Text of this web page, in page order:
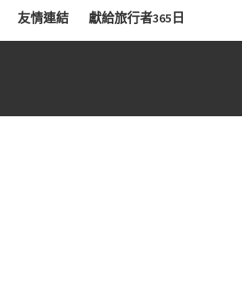
友情連結 獻給旅行者365日